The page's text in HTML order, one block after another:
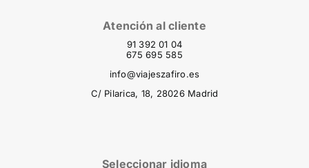
Atención al cliente
91 392 01 04
675 695 585
info@viajeszafiro.es
C/ Pilarica, 18, 28026 Madrid
Seleccionar idioma